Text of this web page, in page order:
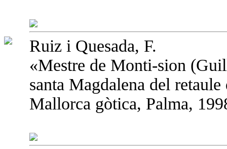
Ruiz i Quesada, F.
«Mestre de Monti-sion
santa Magdalena del
Mallorca gòtica, Palma,